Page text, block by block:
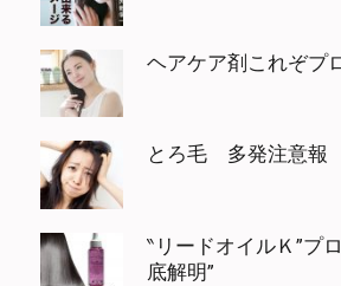
ヘアケア剤これぞプ
とろ毛 多発注意報
‶リードオイルＫ”プ
底解明”